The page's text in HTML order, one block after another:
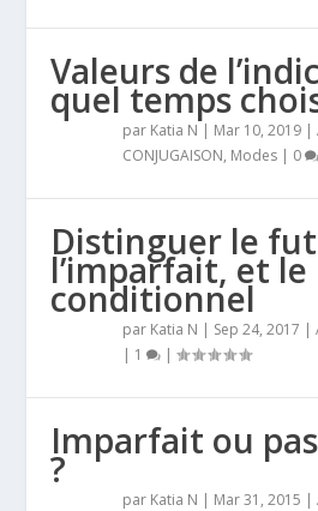
Valeurs de
quel temps
par Katia N | Mar 10, 2019 |
CONJUGAISON, Modes | 0
Distinguer le
l’imparfait, et le
conditionnel
par Katia N | Sep 24, 2017 |
| 1 |
Imparfait ou
?
par Katia N | Mar 31, 2015 |